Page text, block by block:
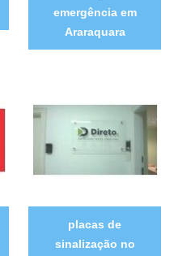
emergência em
Araraquara
placas de
sinalização no